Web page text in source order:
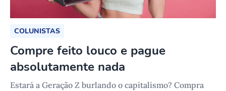
COLUNISTAS
Compre feito louco e pague
absolutamente nada
Estará a Geração Z burlando o capitalismo? Compra